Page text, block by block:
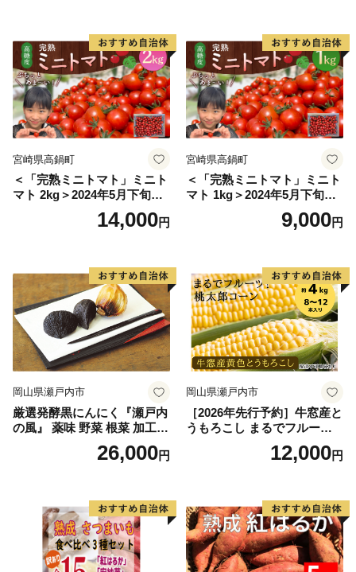
宮崎県高鍋町
＜「完熟ミニトマト」ミニト
マト 2kg＞2024年5月下旬迄
に順次出荷 野菜ソムリエサ
ミット アルル・リリカ共に
県 高鍋町産 産地直送 有機肥
料使用 高糖度 西森農園
14,000円
宮崎県高鍋町
＜「完熟ミニトマト」ミニト
マト 1kg＞2024年5月下旬迄
に順次出荷 野菜ソムリエサ
ミット アルル・リリカ共に
県 高鍋町産 産地直送 有機肥
料使用 高糖度 西森農園
9,000円
岡山県瀬戸内市
厳選発酵黒にんにく『瀬戸内
の風』 薬味 野菜 根菜 加工食
26,000円
岡山県瀬戸内市
［2026年先行予約］牛窓産と
うもろこし まるでフルー
ツ！最高糖度25度超え 生で
甘い、茹でて美味い！ 黄色
野菜
12,000円